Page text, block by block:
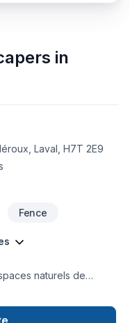
in
Laval, H7T 2E9
Fence
naturels de
extérieur et projets